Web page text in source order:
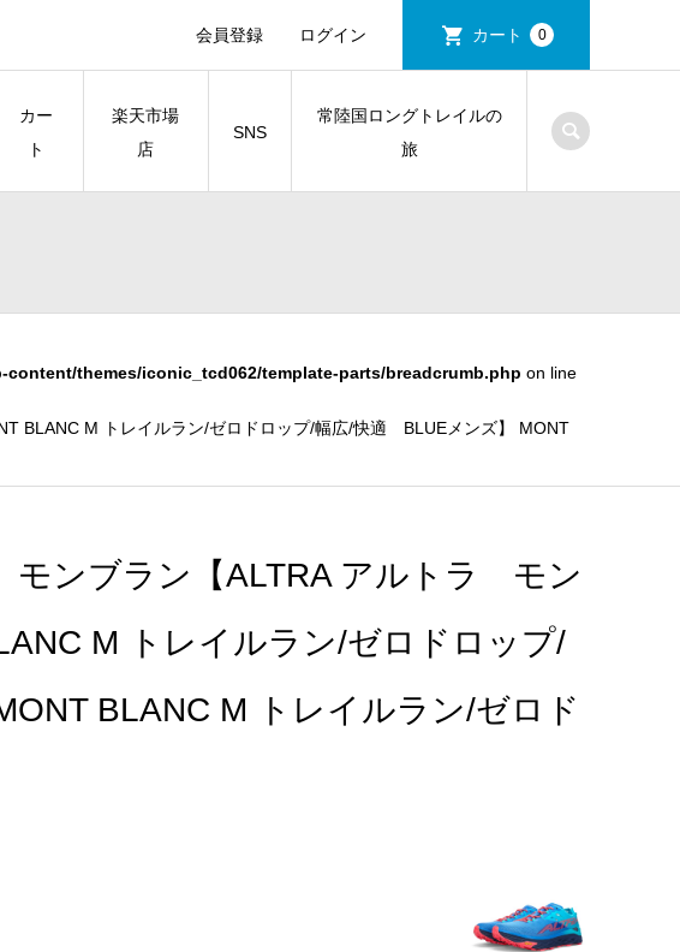
会員登録 ログイン カート 0
カー
ト
楽天市場
店
SNS
常陸国ロングトレイルの
旅
themes/iconic_tcd062/template-parts/breadcrumb.php on line
BLANC M トレイルラン/ゼロドロップ/幅広/快適 BLUEメンズ】 MONT
モンブラン【ALTRA アルトラ モン
M トレイルラン/ゼロドロップ/
BLANC M トレイルラン/ゼロド